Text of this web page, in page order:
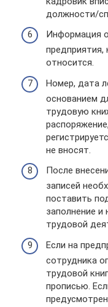
должности/
Информация
относится.
Номер, дата
основанием
трудовую
не вносят.
После
записей
поставить
заполнение и
трудовой
Если на
сотрудника
трудовой
прописью.